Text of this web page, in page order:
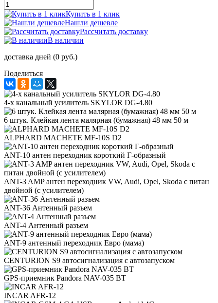
Купить в 1 клик
Нашли дешевле
Рассчитать доставку
В наличии
доставка дней (0 руб.)
Поделиться
4-х канальный усилитель SKYLOR DG-4.80
6 штук. Клейкая лента малярная (бумажная) 48 мм 50 м
ALPHARD MACHETE MF-10S D2
ANT-10 антен переходник короткий Г-образный
ANT-3 AMP антен переходник VW, Audi, Opel, Skoda с питан
двойной (с усилителем)
ANT-36 Антенный разъем
ANT-4 Антенный разъем
ANT-9 антенный переходник Евро (мама)
CENTURION S9 автосигнализация с автозапуском
GPS-приемник Pandora NAV-035 BT
INCAR AFR-12